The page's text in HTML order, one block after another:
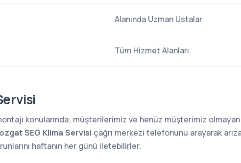
Alanında Uzman Ustalar
Tüm Hizmet Alanları
konularında; müşterilerimiz ve henüz müşterimiz olmayan
SEG Klima Servisi çağrı merkezi telefonunu arayarak
haftanın her günü iletebilirler.